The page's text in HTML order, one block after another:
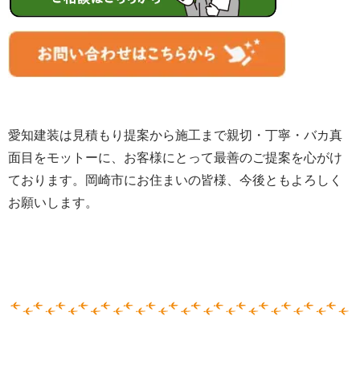
愛知建装は見積もり提案から施工まで親切・丁寧・バカ真
面目をモットーに、お客様にとって最善のご提案を心がけ
ております。岡崎市にお住まいの皆様、 今後ともよろしく
お願いします。